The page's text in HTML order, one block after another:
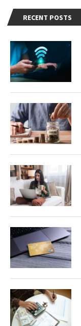
RECENT POSTS